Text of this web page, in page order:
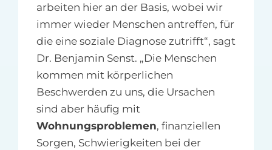
arbeiten hier an der Basis, wobei wir
immer wieder Menschen antreffen, für
die eine soziale Diagnose zutrifft“, sagt
Dr. Benjamin Senst. „Die Menschen
kommen mit körperlichen
Beschwerden zu uns, die Ursachen
sind aber häufig mit
Wohnungsproblemen, finanziellen
Sorgen, Schwierigkeiten bei der